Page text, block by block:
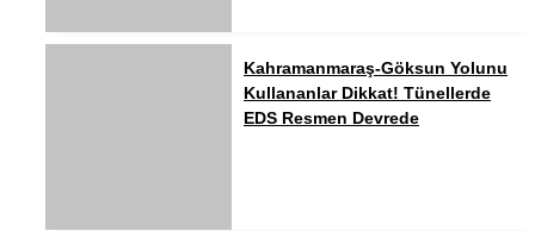
Kahramanmaraş-Göksun Yolunu
Kullananlar Dikkat! Tünellerde
EDS Resmen Devrede